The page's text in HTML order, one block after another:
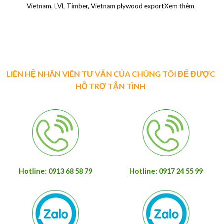
Vietnam, LVL Timber, Vietnam plywood exportXem thêm
LIÊN HỆ NHÂN VIÊN TƯ VẤN CỦA CHÚNG TÔI ĐỂ ĐƯỢC
HỖ TRỢ TẬN TÌNH
Hotline: 0913 68 58 79 Hotline: 0917 24 55 99